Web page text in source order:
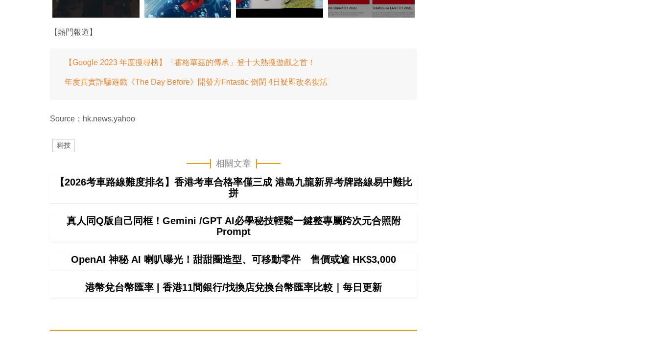
【熱門報道】
【Google 2023 年度搜尋榜】「霍格華茲的傳承」登十大熱搜遊戲之首！
年度真實詐騙遊戲《The Day Before》開發方Fntastic 倒閉 4日疑即改名復活
Source：hk.news.yahoo
科技
相關文章
【2026考車路線難度排名】香港考車合格率僅三成 港島九龍新界考牌路線易中難比
拼
真人同Q版自己同框！Gemini /GPT AI必學秘技輕鬆一鍵整專屬跨次元合照附
Prompt
OpenAI 神秘 AI 喇叭曝光！甜甜圈造型、可移動零件 售價或逾 HK$3,000
港幣兌台幣匯率 | 香港11間銀行/找換店兌換台幣匯率比較｜每日更新